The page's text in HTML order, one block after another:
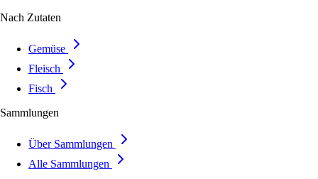
Nach Zutaten
Gemüse
Fleisch
Fisch
Sammlungen
Über Sammlungen
Alle Sammlungen